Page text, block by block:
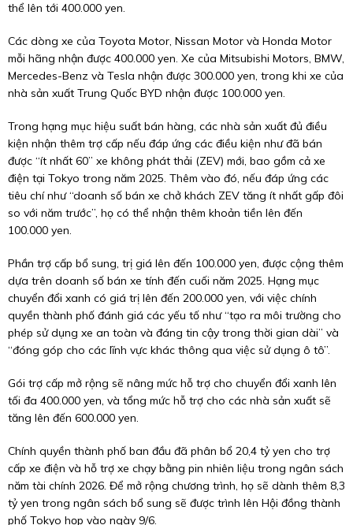
thể lên tới 400.000 yen.
Các dòng xe của Toyota Motor, Nissan Motor và Honda Motor
mỗi hãng nhận được 400.000 yen. Xe của Mitsubishi Motors, BMW,
Mercedes-Benz và Tesla nhận được 300.000 yen, trong khi xe của
nhà sản xuất Trung Quốc BYD nhận được 100.000 yen.
Trong hạng mục hiệu suất bán hàng, các nhà sản xuất đủ điều
kiện nhận thêm trợ cấp nếu đáp ứng các điều kiện như đã bán
được “ít nhất 60” xe không phát thải (ZEV) mới, bao gồm cả xe
điện tại Tokyo trong năm 2025. Thêm vào đó, nếu đáp ứng các
tiêu chí như “doanh số bán xe chở khách ZEV tăng ít nhất gấp đôi
so với năm trước”, họ có thể nhận thêm khoản tiền lên đến
100.000 yen.
Phần trợ cấp bổ sung, trị giá lên đến 100.000 yen, được cộng thêm
dựa trên doanh số bán xe tính đến cuối năm 2025. Hạng mục
chuyển đổi xanh có giá trị lên đến 200.000 yen, với việc chính
quyền thành phố đánh giá các yếu tố như “tạo ra môi trường cho
phép sử dụng xe an toàn và đáng tin cậy trong thời gian dài” và
“đóng góp cho các lĩnh vực khác thông qua việc sử dụng ô tô”.
Gói trợ cấp mở rộng sẽ nâng mức hỗ trợ cho chuyển đổi xanh lên
tối đa 400.000 yen, và tổng mức hỗ trợ cho các nhà sản xuất sẽ
tăng lên đến 600.000 yen.
Chính quyền thành phố ban đầu đã phân bổ 20,4 tỷ yen cho trợ
cấp xe điện và hỗ trợ xe chạy bằng pin nhiên liệu trong ngân sách
năm tài chính 2026. Để mở rộng chương trình, họ sẽ dành thêm 8,3
tỷ yen trong ngân sách bổ sung sẽ được trình lên Hội đồng thành
phố Tokyo họp vào ngày 9/6.